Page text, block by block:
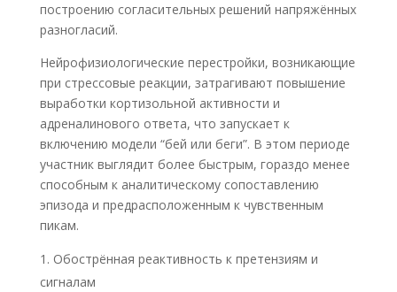
построению согласительных решений напряжённых
разногласий.
Нейрофизиологические перестройки, возникающие
при стрессовые реакции, затрагивают повышение
выработки кортизольной активности и
адреналинового ответа, что запускает к
включению модели “бей или беги”. В этом периоде
участник выглядит более быстрым, гораздо менее
способным к аналитическому сопоставлению
эпизода и предрасположенным к чувственным
пикам.
Обострённая реактивность к претензиям и
сигналам